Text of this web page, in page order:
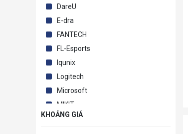
DareU
E-dra
FANTECH
FL-Esports
Iqunix
Logitech
Microsoft
MIKIT
Newmen
KHOẢNG GIÁ